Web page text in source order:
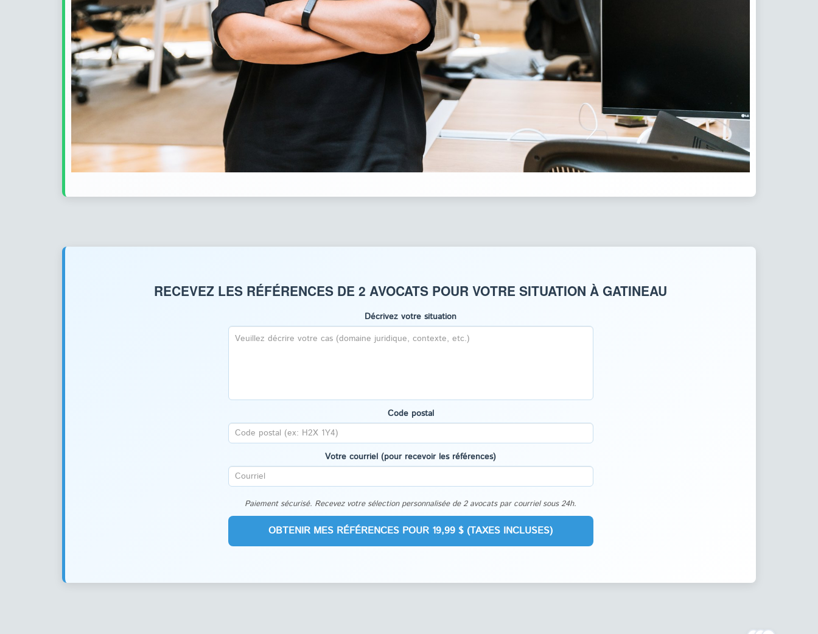
RECEVEZ LES RÉFÉRENCES DE 2 AVOCATS POUR VOTRE SITUATION À GATINEAU
Décrivez votre situation
Code postal
Votre courriel (pour recevoir les références)
Paiement sécurisé. Recevez votre sélection personnalisée de 2 avocats par courriel sous 24h.